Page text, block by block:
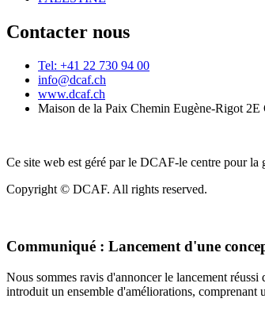
Contacter nous
Tel: +41 22 730 94 00
info@dcaf.ch
www.dcaf.ch
Maison de la Paix Chemin Eugène-Rigot
Ce site web est géré par le DCAF-le centre pour la
Copyright © DCAF. All rights reserved.
Communiqué : Lancement d'une
Nous sommes ravis d'annoncer le lancement
introduit un ensemble d'améliorations, comprenant